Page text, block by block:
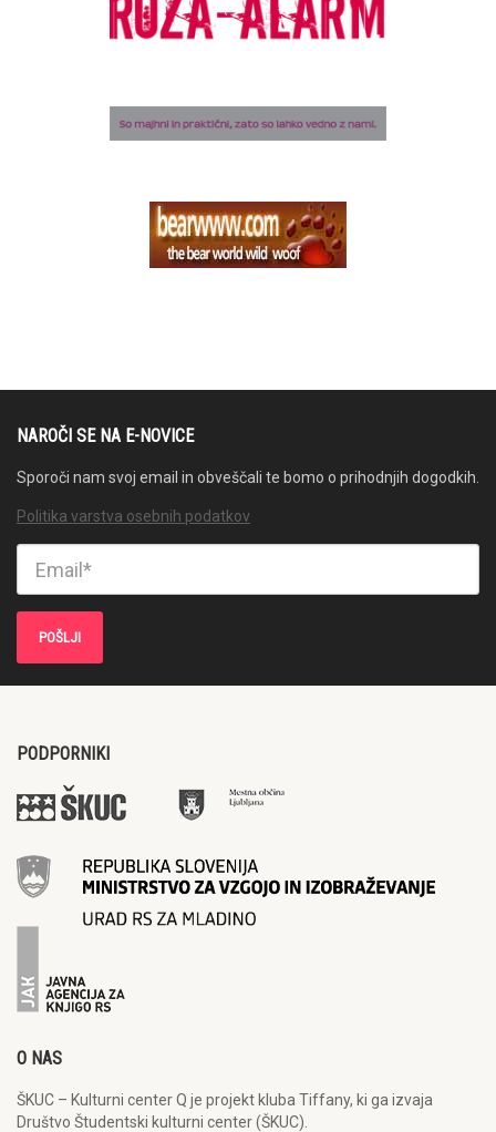
NAROČI SE NA E-NOVICE
Sporoči nam svoj email in obveščali te bomo o prihodnjih dogodkih.
Politika varstva osebnih podatkov
PODPORNIKI
O NAS
ŠKUC – Kulturni center Q je projekt kluba Tiffany, ki ga izvaja
Društvo Študentski kulturni center (ŠKUC).